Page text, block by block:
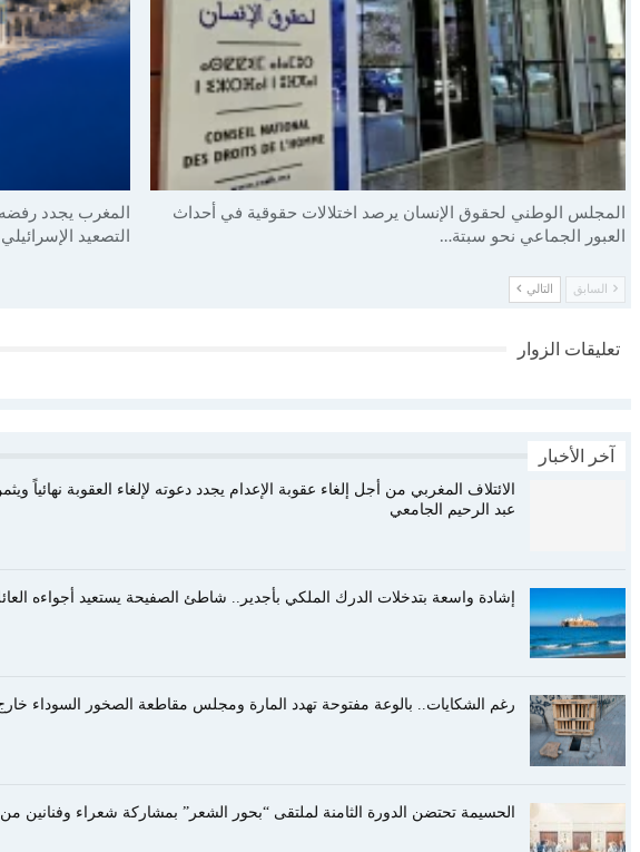
المجلس الوطني لحقوق الإنسان يرصد اختلالات حقوقية في أحداث
العبور الجماعي نحو سبتة…
المغرب يجدد
التصعيد الإسرائيلي
السابق التالي
تعليقات الزوار
آخر الأخبار
الائتلاف المغربي من أجل إلغاء عقوبة الإعدام يجدد دعوته لإلغاء العقوبة نهائياً
عبد الرحيم الجامعي
إشادة واسعة بتدخلات الدرك الملكي بأجدير.. شاطئ الصفيحة يستعيد أجواءه
رغم الشكايات.. بالوعة مفتوحة تهدد المارة ومجلس مقاطعة الصخور السوداء
الحسيمة تحتضن الدورة الثامنة لملتقى “بحور الشعر” بمشاركة شعراء وفنانين